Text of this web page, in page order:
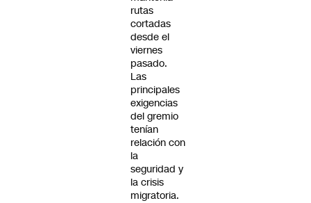
rutas
cortadas
desde el
viernes
pasado.
Las
principales
exigencias
del gremio
tenían
relación con
la
seguridad y
la crisis
migratoria.